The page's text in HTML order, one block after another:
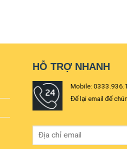
HỖ TRỢ NHANH
Mobile:
Để lại email để